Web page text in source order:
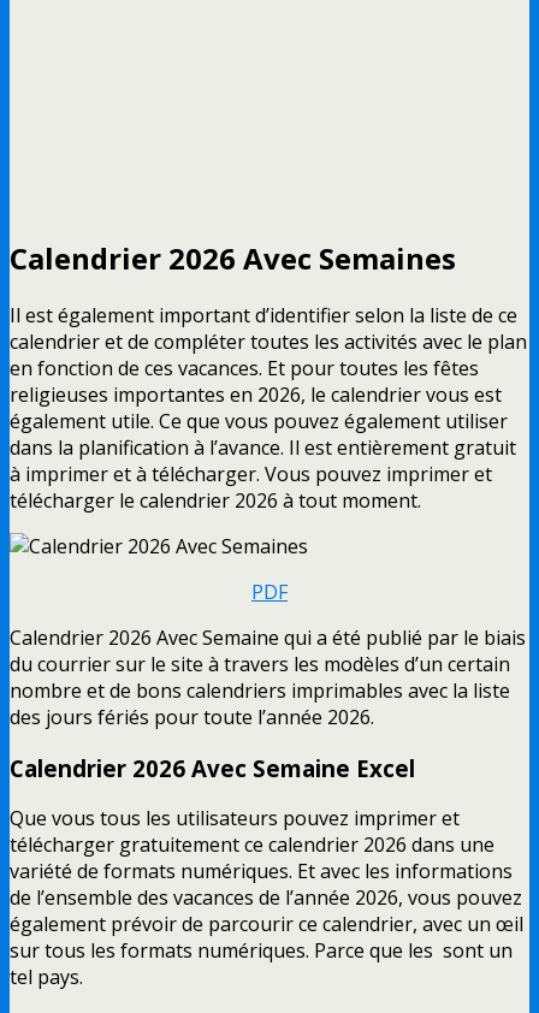
Calendrier 2026 Avec Semaines
Il est également important d’identifier selon la liste de ce
calendrier et de compléter toutes les activités avec le plan
en fonction de ces vacances. Et pour toutes les fêtes
religieuses importantes en 2026, le calendrier vous est
également utile. Ce que vous pouvez également utiliser
dans la planification à l’avance. Il est entièrement gratuit
à imprimer et à télécharger. Vous pouvez imprimer et
télécharger le calendrier 2026 à tout moment.
PDF
Calendrier 2026 Avec Semaine qui a été publié par le biais
du courrier sur le site à travers les modèles d’un certain
nombre et de bons calendriers imprimables avec la liste
des jours fériés pour toute l’année 2026.
Calendrier 2026 Avec Semaine Excel
Que vous tous les utilisateurs pouvez imprimer et
télécharger gratuitement ce calendrier 2026 dans une
variété de formats numériques. Et avec les informations
de l’ensemble des vacances de l’année 2026, vous pouvez
également prévoir de parcourir ce calendrier, avec un œil
sur tous les formats numériques. Parce que les sont un
tel pays.